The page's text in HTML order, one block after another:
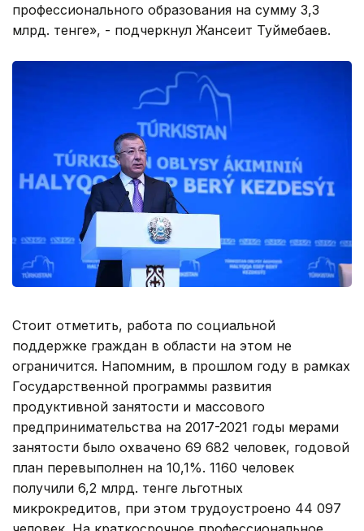
профессионального образования на сумму 3,3
млрд. тенге», - подчеркнул Жансеит Туймебаев.
Стоит отметить, работа по социальной
поддержке граждан в области на этом не
ограничится. Напомним, в прошлом году в рамках
Государственной программы развития
продуктивной занятости и массового
предпринимательства на 2017-2021 годы мерами
занятости было охвачено 69 682 человек, годовой
план перевыполнен на 10,1%. 1160 человек
получили 6,2 млрд. тенге льготных
микрокредитов, при этом трудоустроено 44 097